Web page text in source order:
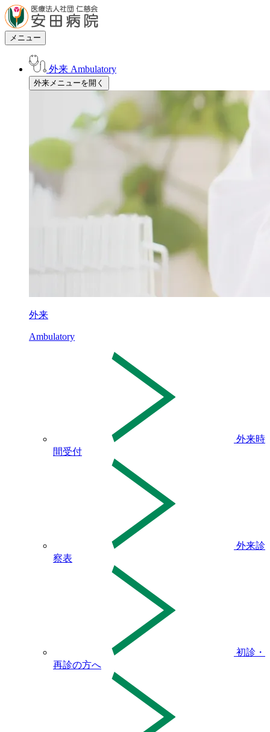
メニュー
外来 Ambulatory
外来メニューを開く
外来
Ambulatory
外来時
間受付
外来診
察表
初診・
再診の方へ